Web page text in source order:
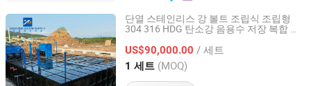
단열 스테인리스 강 볼트 조립식 조립형
304 316 HDG 탄소강 음용수 저장 복합 물
US$90,000.00 / 세트
1 세트 (MOQ)
Jiangsu Mingxing Water Supply Equipment Co., Ltd
Jiangsu, China 이후 2026